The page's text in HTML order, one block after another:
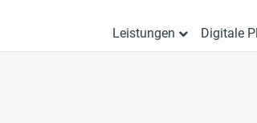
Leistungen Digitale